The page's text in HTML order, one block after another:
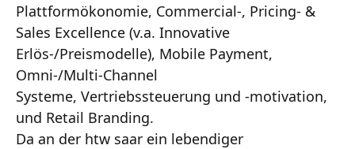
Plattformökonomie, Commercial-, Pricing- &
Sales Excellence (v.a. Innovative
Erlös-/Preismodelle), Mobile Payment,
Omni-/Multi-Channel
Systeme, Vertriebssteuerung und -motivation,
und Retail Branding.
Da an der htw saar ein lebendiger